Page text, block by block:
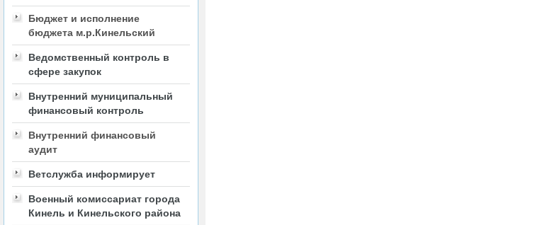
Бюджет и исполнение
бюджета м.р.Кинельский
Ведомственный контроль в
сфере закупок
Внутренний муниципальный
финансовый контроль
Внутренний финансовый
аудит
Ветслужба информирует
Военный комиссариат города
Кинель и Кинельского района